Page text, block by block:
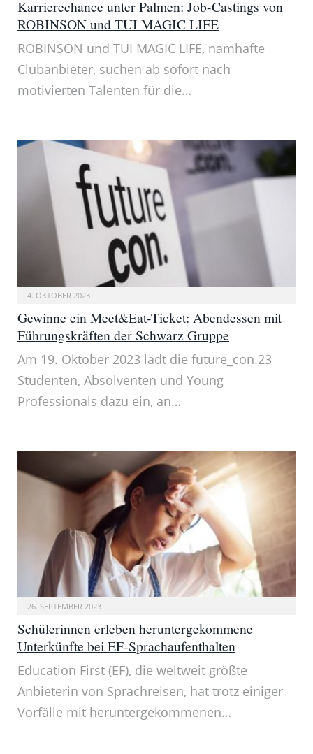
Karrierechance unter Palmen: Job-Castings von
ROBINSON und TUI MAGIC LIFE
ROBINSON und TUI MAGIC LIFE, namhafte
Clubanbieter, suchen ab sofort nach
motivierten Talenten für die…
4. OKTOBER 2023
Gewinne ein Meet&Eat-Ticket: Abendessen mit
Führungskräften der Schwarz Gruppe
Am 19. Oktober 2023 lädt die future_con.23
Studenten, Absolventen und Young
Professionals dazu ein, an…
26. SEPTEMBER 2023
Schülerinnen erleben heruntergekommene
Unterkünfte bei EF-Sprachaufenthalten
Education First (EF), die weltweit größte
Anbieterin von Sprachreisen, hat trotz einiger
Vorfälle mit heruntergekommenen…